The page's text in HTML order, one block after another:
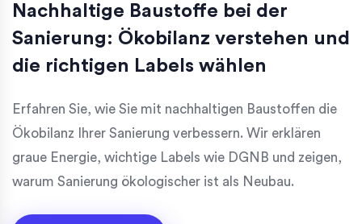
Nachhaltige Baustoffe bei der
Sanierung: Ökobilanz verstehen und
die richtigen Labels wählen
Erfahren Sie, wie Sie mit nachhaltigen Baustoffen die
Ökobilanz Ihrer Sanierung verbessern. Wir erklären
graue Energie, wichtige Labels wie DGNB und zeigen,
warum Sanierung ökologischer ist als Neubau.